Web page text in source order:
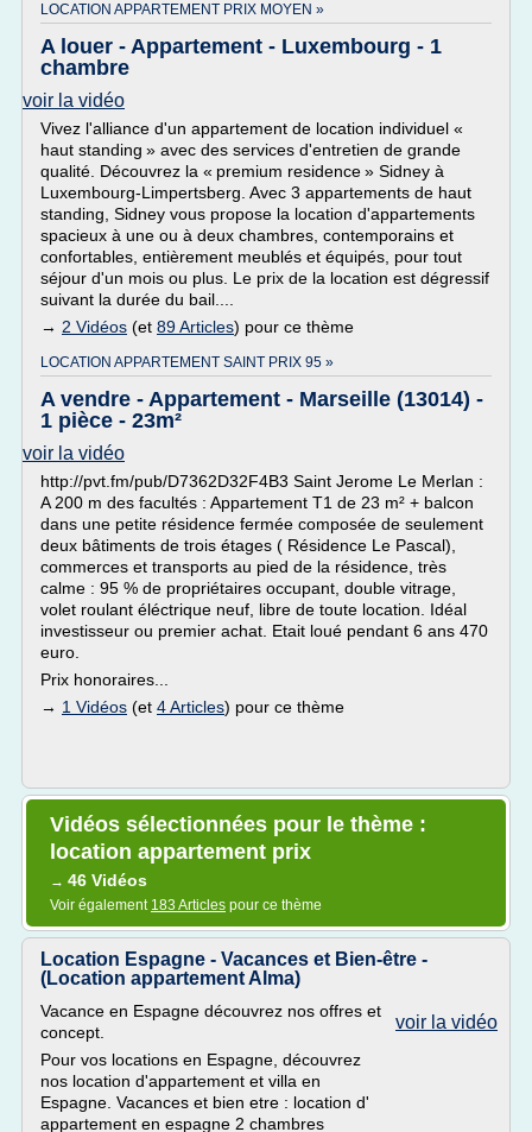
LOCATION APPARTEMENT PRIX MOYEN »
A louer - Appartement - Luxembourg - 1
chambre
voir la vidéo
Vivez l'alliance d'un appartement de location individuel «
haut standing » avec des services d'entretien de grande
qualité. Découvrez la « premium residence » Sidney à
Luxembourg-Limpertsberg. Avec 3 appartements de haut
standing, Sidney vous propose la location d'appartements
spacieux à une ou à deux chambres, contemporains et
confortables, entièrement meublés et équipés, pour tout
séjour d'un mois ou plus. Le prix de la location est dégressif
suivant la durée du bail....
→ 2 Vidéos (et 89 Articles) pour ce thème
LOCATION APPARTEMENT SAINT PRIX 95 »
A vendre - Appartement - Marseille (13014) -
1 pièce - 23m²
voir la vidéo
http://pvt.fm/pub/D7362D32F4B3 Saint Jerome Le Merlan :
A 200 m des facultés : Appartement T1 de 23 m² + balcon
dans une petite résidence fermée composée de seulement
deux bâtiments de trois étages ( Résidence Le Pascal),
commerces et transports au pied de la résidence, très
calme : 95 % de propriétaires occupant, double vitrage,
volet roulant éléctrique neuf, libre de toute location. Idéal
investisseur ou premier achat. Etait loué pendant 6 ans 470
euro.
Prix honoraires...
→ 1 Vidéos (et 4 Articles) pour ce thème
Vidéos sélectionnées pour le thème :
location appartement prix
→ 46 Vidéos
Voir également 183 Articles pour ce thème
Location Espagne - Vacances et Bien-être -
(Location appartement Alma)
voir la vidéo
Vacance en Espagne découvrez nos offres et
concept.
Pour vos locations en Espagne, découvrez
nos location d'appartement et villa en
Espagne. Vacances et bien etre : location d'
appartement en espagne 2 chambres